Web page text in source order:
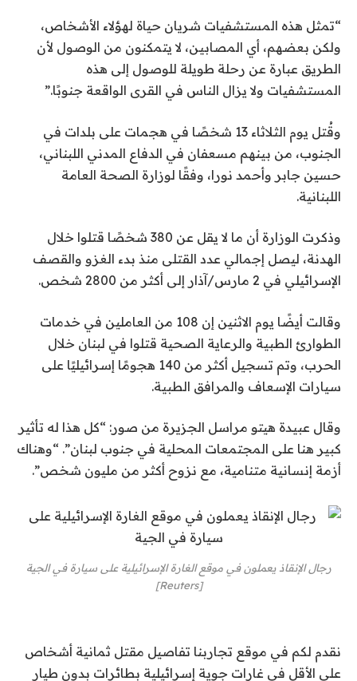
“تمثل هذه المستشفيات شريان حياة لهؤلاء الأشخاص،
ولكن بعضهم، أي المصابين، لا يتمكنون من الوصول لأن
الطريق عبارة عن رحلة طويلة للوصول إلى هذه
المستشفيات ولا يزال الناس في القرى الواقعة جنوبًا.”
وقُتل يوم الثلاثاء 13 شخصًا في هجمات على بلدات في
الجنوب، من بينهم مسعفان في الدفاع المدني اللبناني،
حسين جابر وأحمد نورا، وفقًا لوزارة الصحة العامة
اللبنانية.
وذكرت الوزارة أن ما لا يقل عن 380 شخصًا قتلوا خلال
الهدنة، ليصل إجمالي عدد القتلى منذ بدء الغزو والقصف
الإسرائيلي في 2 مارس/آذار إلى أكثر من 2800 شخص.
وقالت أيضًا يوم الاثنين إن 108 من العاملين في خدمات
الطوارئ الطبية والرعاية الصحية قتلوا في لبنان خلال
الحرب، وتم تسجيل أكثر من 140 هجومًا إسرائيليًا على
سيارات الإسعاف والمرافق الطبية.
وقال عبيدة هيتو مراسل الجزيرة من صور: “كل هذا له تأثير
كبير هنا على المجتمعات المحلية في جنوب لبنان”. “وهناك
أزمة إنسانية متنامية، مع نزوح أكثر من مليون شخص”.
رجال الإنقاذ يعملون في موقع الغارة الإسرائيلية على سيارة في الجية
[Reuters]
نقدم لكم في موقع تجاربنا تفاصيل مقتل ثمانية أشخاص
على الأقل في غارات جوية إسرائيلية بطائرات بدون طيار